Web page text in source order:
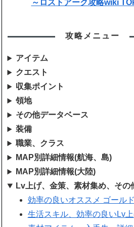
～ロストアーク攻略wiki
攻略メニュー
アイテム
クエスト
収集ポイント
領地
その他データベース
装備
職業、クラス
MAP別詳細情報(航海、島)
MAP別詳細情報(大陸)
Lv上げ、金策、素材集め、その
効率の良いオススメ ゴール
生活スキル、効率の良いLv